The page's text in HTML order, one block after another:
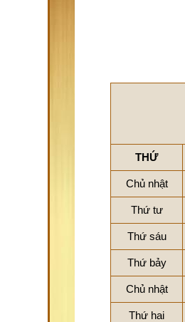
THỨ
Chủ nhật
Thứ tư
Thứ sáu
Thứ bảy
Chủ nhật
Thứ hai